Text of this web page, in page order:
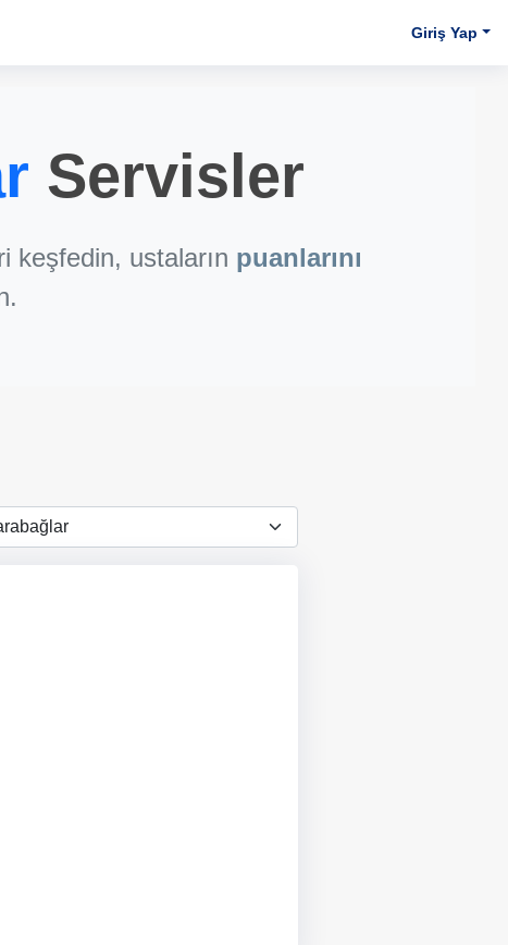
Giriş Yap
Servisler
keşfedin, ustaların puanlarını